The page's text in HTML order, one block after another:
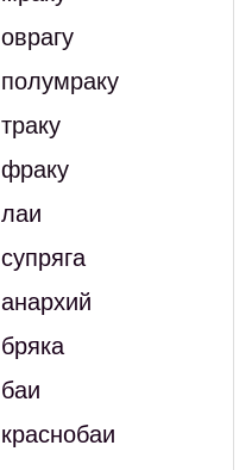
оврагу
полумраку
траку
фраку
лаи
супряга
анархий
бряка
баи
краснобаи